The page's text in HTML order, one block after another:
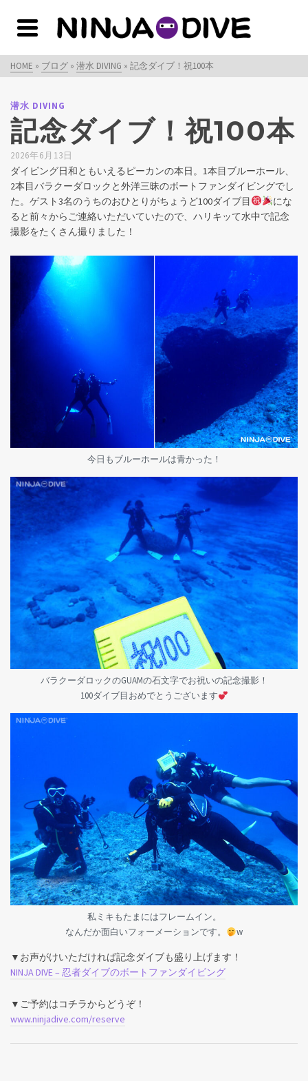
HOME » ブログ » 潜水 DIVING » 記念ダイブ！祝100本
潜水 DIVING
記念ダイブ！祝100本
2026年6月13日
ダイビング日和ともいえるピーカンの本日。1本目ブルーホール、
2本目バラクーダロックと外洋三昧のボートファンダイビングでし
た。ゲスト3名のうちのおひとりがちょうど100ダイブ目
にな
ると前々からご連絡いただいていたので、ハリキッて水中で記念
撮影をたくさん撮りました！
今日もブルーホールは青かった！
バラクーダロックのGUAMの石文字でお祝いの記念撮影！
100ダイブ目おめでとうございます
私ミキもたまにはフレームイン。
なんだか面白いフォーメーションです。
w
▼お声がけいただければ記念ダイブも盛り上げます！
NINJA DIVE – 忍者ダイブのボートファンダイビング
▼ご予約はコチラからどうぞ！
www.ninjadive.com/reserve